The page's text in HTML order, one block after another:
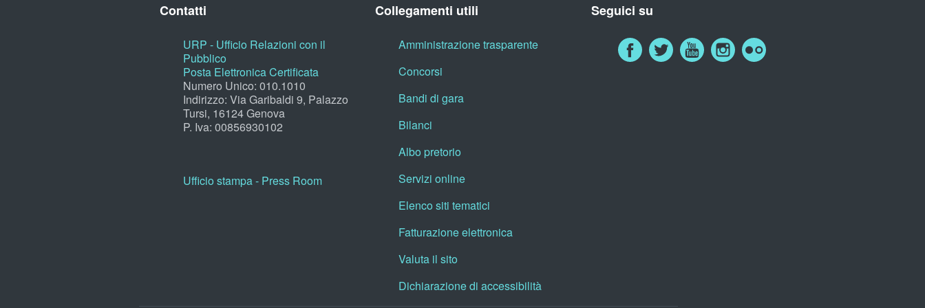
Contatti
URP - Ufficio Relazioni con il
Pubblico
Posta Elettronica Certificata
Numero Unico: 010.1010
Indirizzo: Via Garibaldi 9, Palazzo
Tursi, 16124 Genova
P. Iva: 00856930102
Ufficio stampa - Press Room
Collegamenti utili
Amministrazione trasparente
Concorsi
Bandi di gara
Bilanci
Albo pretorio
Servizi online
Elenco siti tematici
Fatturazione elettronica
Valuta il sito
Dichiarazione di accessibilità
Seguici su